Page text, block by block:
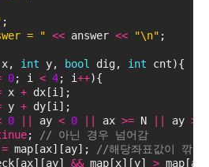
;
= " << answer << "\n" ;
x, int y, bool dig, int cnt){
0; i < 4; i++){
x + dx[i];
y + dy[i];
0 ay < 0 ax >= N ay >
;
// 아닌 경우 넘어감
= map[ax][ay];
//해당좌표값이 깎일
&& map[x][y] >